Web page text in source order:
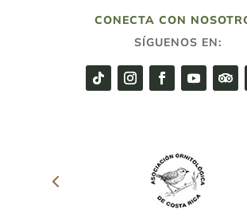
CONECTA CON
SÍGUENOS EN: